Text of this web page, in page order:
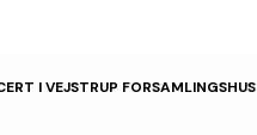
I VEJSTRUP FORSAMLINGSHUS